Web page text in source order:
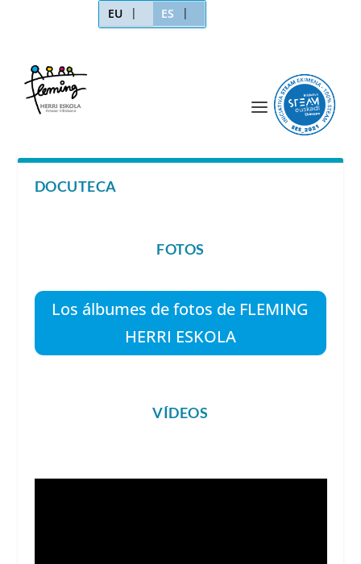
EU ES
DOCUTECA
FOTOS
Los álbumes de fotos de FLEMING
HERRI ESKOLA
VÍDEOS